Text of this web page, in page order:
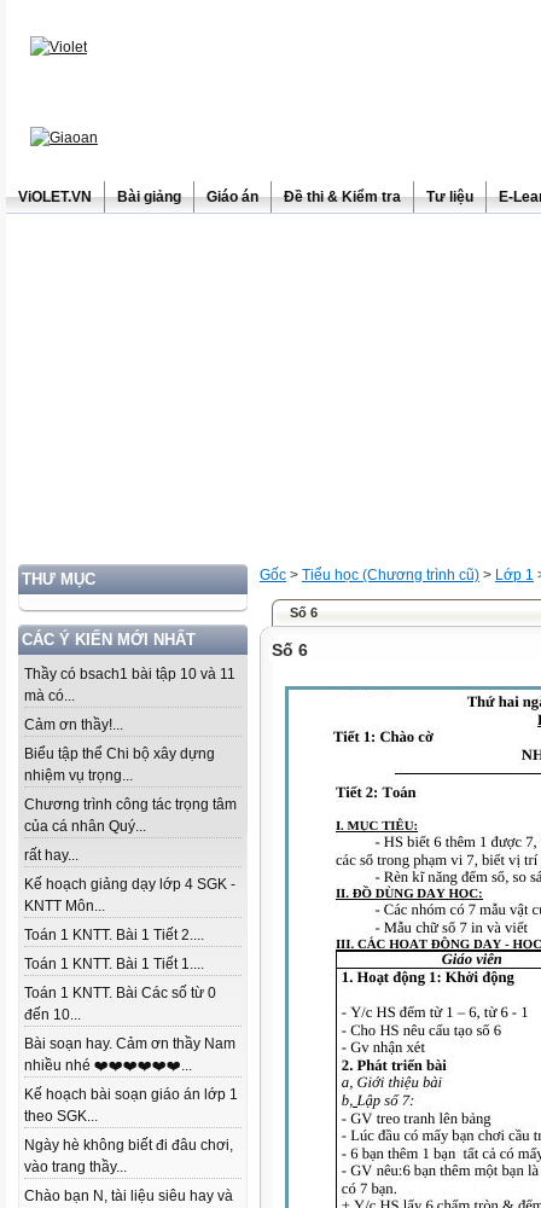
ViOLET.VN Bài giảng Giáo án Đề thi & Kiểm tra Tư liệu E-
THƯ MỤC
CÁC Ý KIẾN MỚI NHẤT
Thầy có bsach1 bài tập 10 và 11
mà có...
Cảm ơn thầy!...
Biểu tập thể Chi bộ xây dựng
nhiệm vụ trọng...
Chương trình công tác trọng tâm
của cá nhân Quý...
rất hay...
Kế hoạch giảng dạy lớp 4 SGK -
KNTT Môn...
Toán 1 KNTT. Bài 1 Tiết 2....
Toán 1 KNTT. Bài 1 Tiết 1....
Toán 1 KNTT. Bài Các số từ 0
đến 10...
Bài soạn hay. Cảm ơn thầy Nam
nhiều nhé ❤️❤️❤️❤️❤️❤️...
Kế hoạch bài soạn giáo án lớp 1
theo SGK...
Ngày hè không biết đi đâu chơi,
vào trang thầy...
Chào bạn N, tài liệu siêu hay và
Gốc > Tiểu học (Chương trình cũ) > Lớp 1
Số 6
Số 6